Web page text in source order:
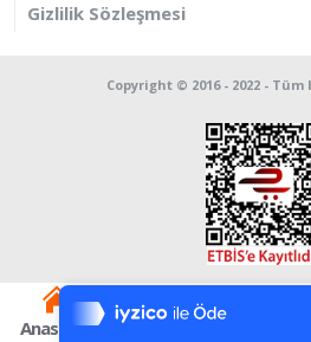
Tek Tıkla Ödeme
7/24 Canlı Destek
%100 Sorunsuz Alışveriş
Gizlilik Sözleşmesi
Copyright © 2016 - 2022 - Tüm
Anasayfa